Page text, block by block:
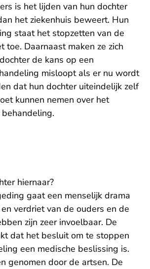
is het lijden van hun dochter
het ziekenhuis beweert. Hun
staat het stopzetten van de
toe. Daarnaast maken ze zich
de kans op een
misloopt als er nu wordt
dat hun dochter uiteindelijk zelf
kunnen nemen over het
hiernaar?
gaat een menselijk drama
verdriet van de ouders en de
zijn zeer invoelbaar. De
dat het besluit om te stoppen
een medische beslissing is.
genomen door de artsen. De